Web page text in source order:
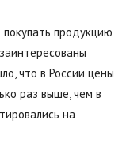
продукцию
что в России цены
раз выше, чем в
на